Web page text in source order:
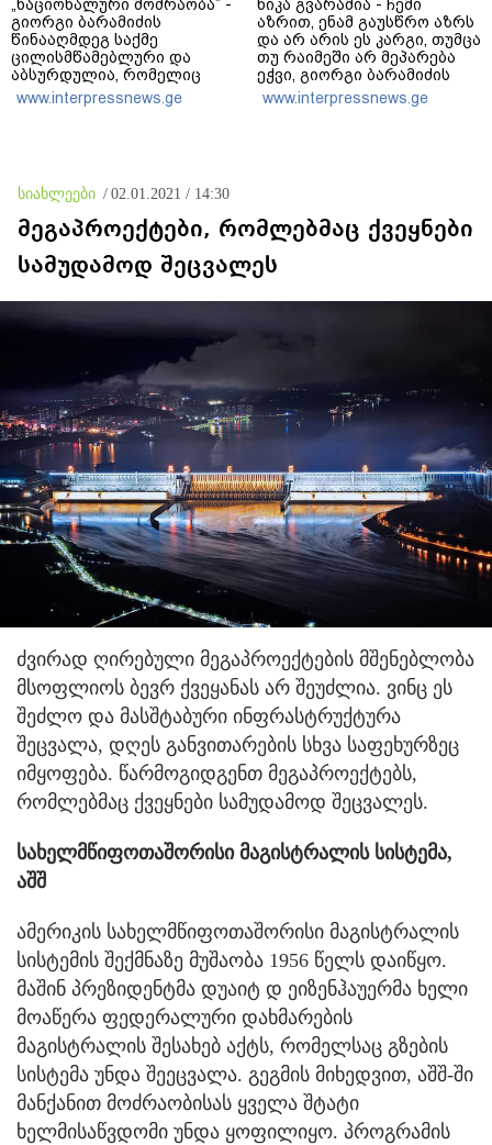
„ნაციონალური მოძრაობა” -
გიორგი ბარამიძის
წინააღმდეგ საქმე
ცილისმწამებლური და
აბსურდულია, რომელიც
ივანიშვილის რეჟიმის
პოლიტიკურ მიზნებსა და
რუსული ბუნების
www.interpressnews.ge
ნიკა გვარამია - ჩემი
აზრით, ენამ გაუსწრო აზრს
და არ არის ეს კარგი, თუმცა
თუ რაიმეში არ მეპარება
ეჭვი, გიორგი ბარამიძის
პატრიოტიზმია -
პროკურატურა რომ
www.interpressnews.ge
სიახლეები / 02.01.2021 / 14:30
მეგაპროექტები, რომლებმაც ქვეყნები
სამუდამოდ შეცვალეს
ძვირად ღირებული მეგაპროექტების მშენებლობა
მსოფლიოს ბევრ ქვეყანას არ შეუძლია. ვინც ეს
შეძლო და მასშტაბური ინფრასტრუქტურა
შეცვალა, დღეს განვითარების სხვა საფეხურზეც
იმყოფება. წარმოგიდგენთ მეგაპროექტებს,
რომლებმაც ქვეყნები სამუდამოდ შეცვალეს.
სახელმწიფოთაშორისი მაგისტრალის სისტემა,
აშშ
ამერიკის სახელმწიფოთაშორისი მაგისტრალის
სისტემის შექმნაზე მუშაობა 1956 წელს დაიწყო.
მაშინ პრეზიდენტმა დუაიტ დ ეიზენჰაუერმა ხელი
მოაწერა ფედერალური დახმარების
მაგისტრალის შესახებ აქტს, რომელსაც გზების
სისტემა უნდა შეეცვალა. გეგმის მიხედვით, აშშ-ში
მანქანით მოძრაობისას ყველა შტატი
ხელმისაწვდომი უნდა ყოფილიყო. პროგრამის